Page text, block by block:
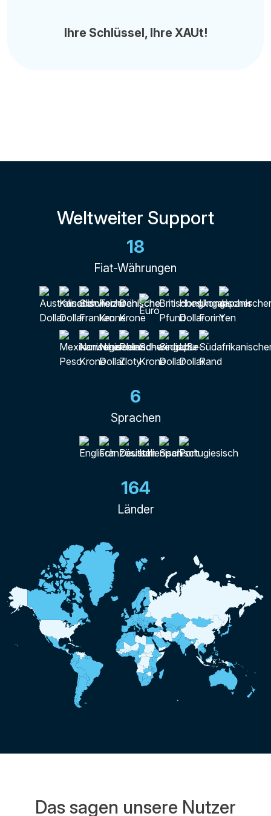
Ihre Schlüssel, Ihre XAUt!
Weltweiter Support
18
Fiat-Währungen
6
Sprachen
164
Länder
Das sagen unsere Nutzer